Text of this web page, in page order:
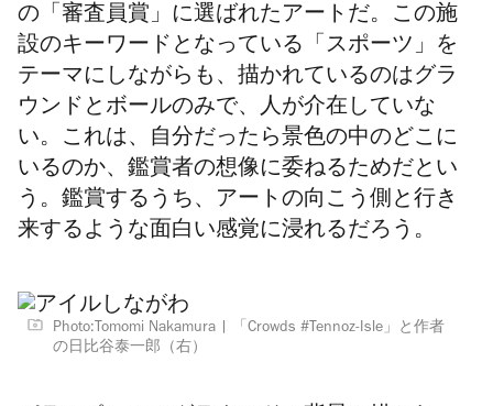
の「審査員賞」に選ばれたアートだ。この施
設のキーワードとなっている「スポーツ」を
テーマにしながらも、描かれているのはグラ
ウンドとボールのみで、人が介在していな
い。これは、自分だったら景色の中のどこに
いるのか、鑑賞者の想像に委ねるためだとい
う。鑑賞するうち、アートの向こう側と行き
来するような面白い感覚に浸れるだろう。
Photo:Tomomi Nakamura
「Crowds #Tennoz-Isle」と作者
の日比谷泰一郎（右）